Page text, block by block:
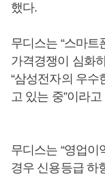
했다.
무디스는 “스마트
가격경쟁이 심화
“삼성전자의 우수
고 있는 중”이라
무디스는 “영업이
경우 신용등급 하